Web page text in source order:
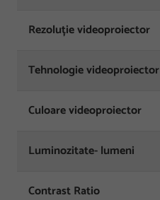
Rezoluție videoproiector
Tehnologie videoproiector
Culoare videoproiector
Luminozitate- lumeni
Contrast Ratio‎